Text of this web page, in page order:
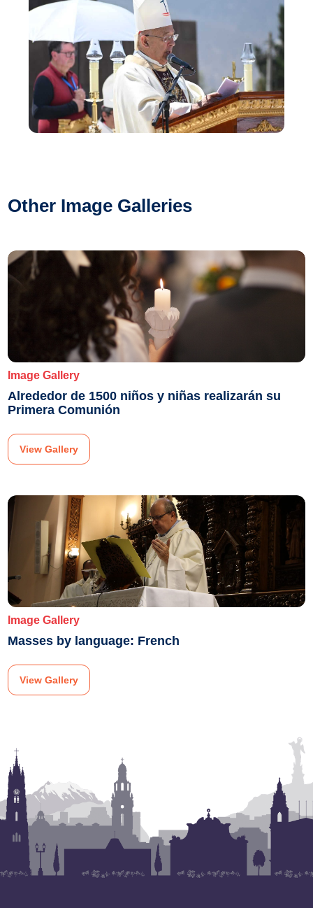
Other Image Galleries
Image Gallery
Alrededor de 1500 niños y niñas realizarán su
Primera Comunión
View Gallery
Image Gallery
Masses by language: French
View Gallery